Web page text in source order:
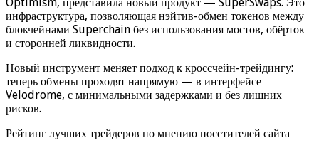
инфраструктура, позволяющая нэйтив-обмен токенов между
блокчейнами Superchain без использования мостов, обёрток
и сторонней ликвидности.
Новый инструмент меняет подход к кроссчейн-трейдингу:
теперь обмены проходят напрямую — в интерфейсе
Velodrome, с минимальными задержками и без лишних
рисков.
Рейтинг лучших трейдеров по мнению посетителей сайта